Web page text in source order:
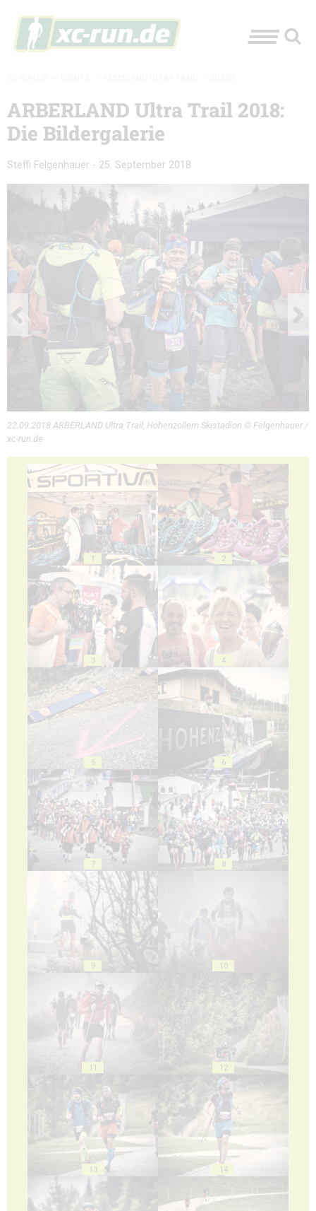
ARBERLAND Ultra Trail 2018:
Die Bildergalerie
Steffi Felgenhauer - 25. September 2018
22.09.2018 ARBERLAND Ultra Trail, Hohenzollern Skistadion © Felgenhauer /
xc-run.de
1 2
3 4
5 6
7 8
9 10
11 12
13 14